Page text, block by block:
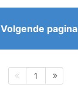
Volgende pagina
1